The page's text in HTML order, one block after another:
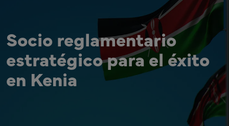
Socio reglamentario
estratégico para el éxito
en Kenia